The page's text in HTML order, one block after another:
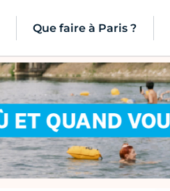
Que faire à Paris ?